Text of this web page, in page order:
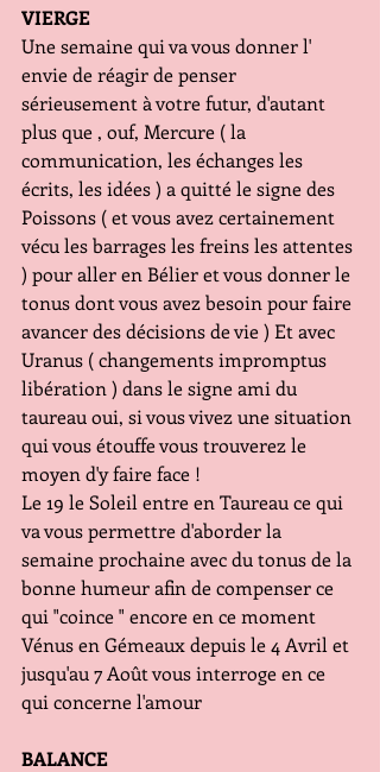
VIERGE
Une semaine qui va vous donner l'
envie de réagir de penser
sérieusement à votre futur, d'autant
plus que , ouf, Mercure ( la
communication, les échanges les
écrits, les idées ) a quitté le signe des
Poissons ( et vous avez certainement
vécu les barrages les freins les attentes
) pour aller en Bélier et vous donner le
tonus dont vous avez besoin pour faire
avancer des décisions de vie ) Et avec
Uranus ( changements impromptus
libération ) dans le signe ami du
taureau oui, si vous vivez une situation
qui vous étouffe vous trouverez le
moyen d'y faire face !
Le 19 le Soleil entre en Taureau ce qui
va vous permettre d'aborder la
semaine prochaine avec du tonus de la
bonne humeur afin de compenser ce
qui "coince " encore en ce moment
Vénus en Gémeaux depuis le 4 Avril et
jusqu'au 7 Août vous interroge en ce
qui concerne l'amour
BALANCE